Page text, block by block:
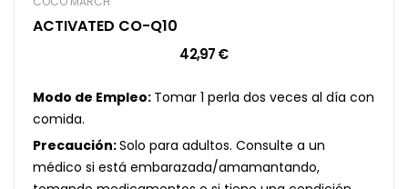
ACTIVATED CO-Q10
42,97 €
Modo de Empleo: Tomar 1 perla dos veces al día con
comida.
Precaución:Solo para adultos. Consulte a un
médico si está embarazada/amamantando,